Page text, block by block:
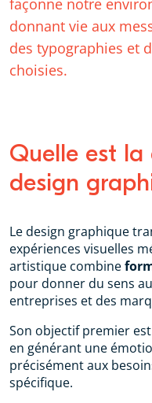
façonne notre
donnant vie aux
des typographies et
choisies.
Quelle est
design
Le design graphique
expériences visuelles
artistique combine
pour donner du sens
entreprises et des
Son objectif premier
en générant une
précisément aux
spécifique.